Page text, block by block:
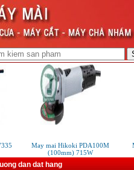
May mai Hikoki PDA100M
(100mm) 715W
dan dat hang